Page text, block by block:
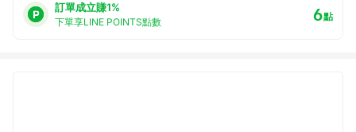
訂單成立賺1%
下單享LINE POINTS點數 6點